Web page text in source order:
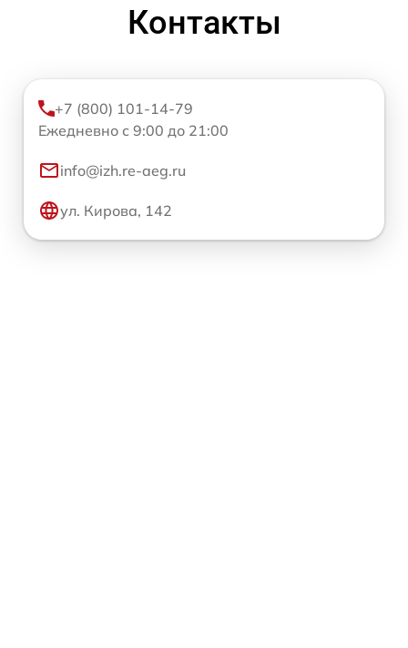
Контакты
+7 (800) 101-14-79
Ежедневно с 9:00 до 21:00
info@izh.re-aeg.ru
ул. Кирова, 142